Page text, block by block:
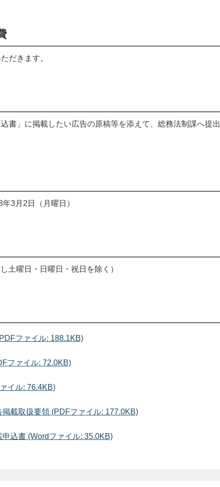
だきます。
書」に掲載したい広告の原稿等を添えて、総務法制課へ提出
3月2日（月曜日）
土曜日・日曜日・祝日を除く）
ファイル: 188.1KB)
ファイル: 72.0KB)
イル: 76.4KB)
載取扱要領 (PDFファイル: 177.0KB)
込書 (Wordファイル: 35.0KB)